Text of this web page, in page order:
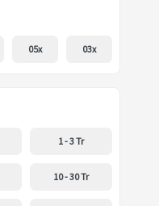
05x 03x
1 - 3 Tr
10 - 30 Tr